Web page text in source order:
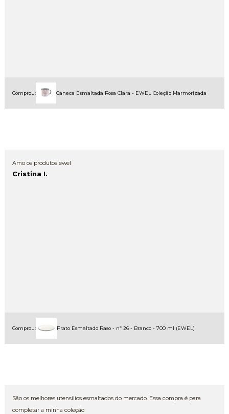
Comprou: Caneca Esmaltada Rosa Clara - EWEL Coleção Marmorizada
Amo os produtos ewel
Cristina I.
Comprou: Prato Esmaltado Raso - nº 26 - Branco - 700 ml (EWEL)
São os melhores utensílios esmaltados do mercado. Essa compra é para
completar a minha coleção